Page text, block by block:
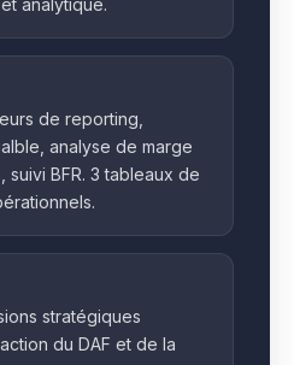
analytique.
de reporting,
analyse de marge
BFR. 3 tableaux de
stratégiques
du DAF et de la